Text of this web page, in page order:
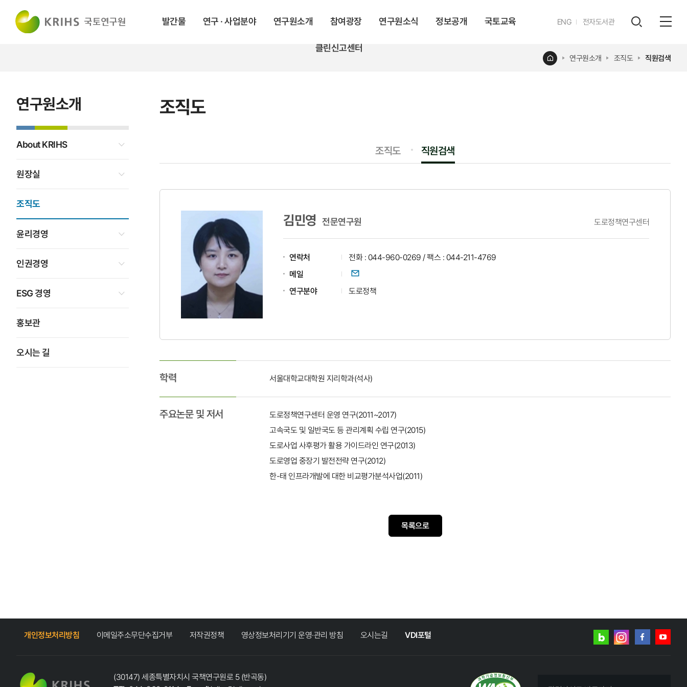
발간물 연구 · 사업분야 연구원소개 참여광장 연구원소식 정보공개 국토교육
클린신고센터
ENG영문전자도서관
레이어
조직도
홈 연구원소개 조직도 직원검색
연구원소개
About KRIHS
원장실
조직도
윤리경영
인권경영
ESG 경영
홍보관
오시는 길
조직도 직원검색
김민영 전문연구원 도로정책연구센터
연락처
전화 : 044-960-0269 / 팩스 : 044-211-4769
메일
이메일
연구분야 도로정책
학력 서울대학교대학원 지리학과(석사)
주요논문 및 저서
도로정책연구센터 운영 연구(2011~2017)
고속국도 및 일반국도 등 관리계획 수립 연구(2015)
도로사업 사후평가 활용 가이드라인 연구(2013)
도로영업 중장기 발전전략 연구(2012)
한-태 인프라개발에 대한 비교평가분석사업(2011)
목록으로
개인정보처리방침 이메일주소무단수집거부 저작권정책 영상정보처리기기 운영·관리 방침 오시는길 VDI포털
네이버
인스타그램
(30147) 세종특별자치시 국책연구원로 5 (반곡동)